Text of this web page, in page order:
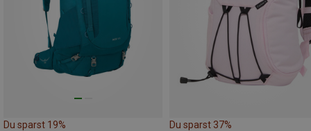
Du sparst 19% Du sparst 37%